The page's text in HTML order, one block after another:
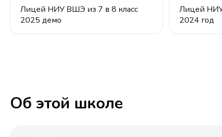
Лицей НИУ ВШЭ из 7 в 8 класс
2025 демо
Лицей
2024 год
Об этой школе